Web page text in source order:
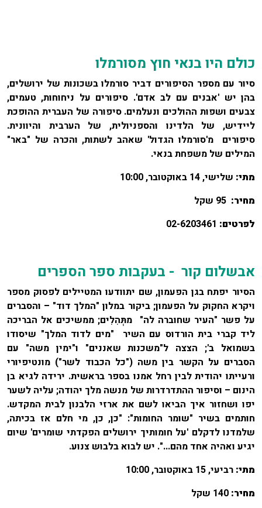
כולם היו בנאי חוץ מסורמלו
סיור עם מספר הסיפורים דביר סורמלו בשכונות של ירושלים,
בהן יש 'אבנים עם לב אדם'. סיפורים על ניחוחות, טעמים,
צבעים ושפות ההולכים ונעלמים. סיפורה של העברית ההופכת
ליידיש, של הלדינו והספניולית, של הערבית והיוונית.
סיפורים מ'סורמלו הגדול' שאהב לשתות, והכרה של "באר"
המילים של משפחת בנאי.
מתי: שלישי, 14 באוקטובר, 10:00
מחיר: 95 שקל
לפרטים: 02-6203461
אבשלום קור - בעקבות ספר הספרים
הסיור יפתח בגן הפעמון, שם יתוודעו המטיילים לפסוק מספר
ויקרא החקוק על הפעמון; ביקור במלון "המלך דוד" – והסברים
על פשר "העיר שחוברה לה" מתְּהִלִים; ממשיכים אל הבריכה
ליד קברי בית הורדוס עם השיר "מים לדוד המלך" שיסודו
בשמואל ב'; הצצה ל"משכנות שאננים" ו"ימין משה" עם
הסברים על הקשר בין משה ("כל הכבוד לשר") מונטיפיורי
ורעייתו יהודית לבין רחל אמנו בספר בראשית. ירידה לגיא בן
הינום – וסיפור ההתדרדרות של מנשה מלך יהודה; עליה לשער
יפו ושחזור איך הביאו לשם את ארזי הלבנון לבית המקדש.
חותמים בשיר "שומר החומות": "כן, כן, מי חלם אז בכיתה,
שלמדנו לדקלם 'על חומותיך ירושלים הפקדתי שומרים' שיום
יגיע ואהיה אחד מהם...". יש לבוא בלבוש צנוע.
מתי: רביעי, 15 באוקטובר, 10:00
מחיר: 140 שקל